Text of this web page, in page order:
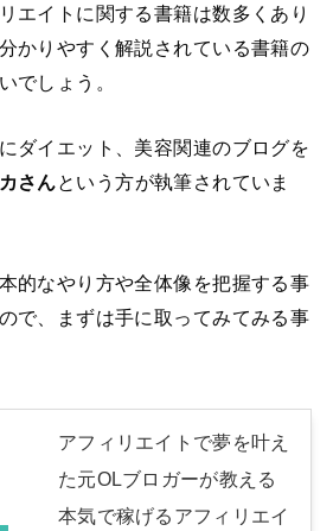
エイトに関する書籍は数多くあり
かりやすく解説されている書籍の
でしょう。
ダイエット、美容関連のブログを
さんという方が執筆されていま
的なやり方や全体像を把握する事
で、まずは手に取ってみてみる事
アフィリエイトで夢を叶え
た元OLブロガーが教える
本気で稼げるアフィリエイ